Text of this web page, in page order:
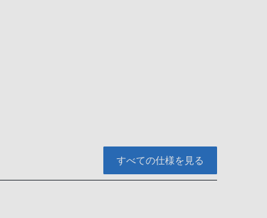
すべての仕様を見る